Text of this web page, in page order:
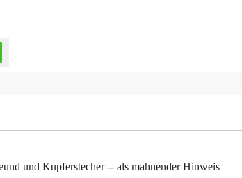
und Kupferstecher -- als mahnender Hinweis